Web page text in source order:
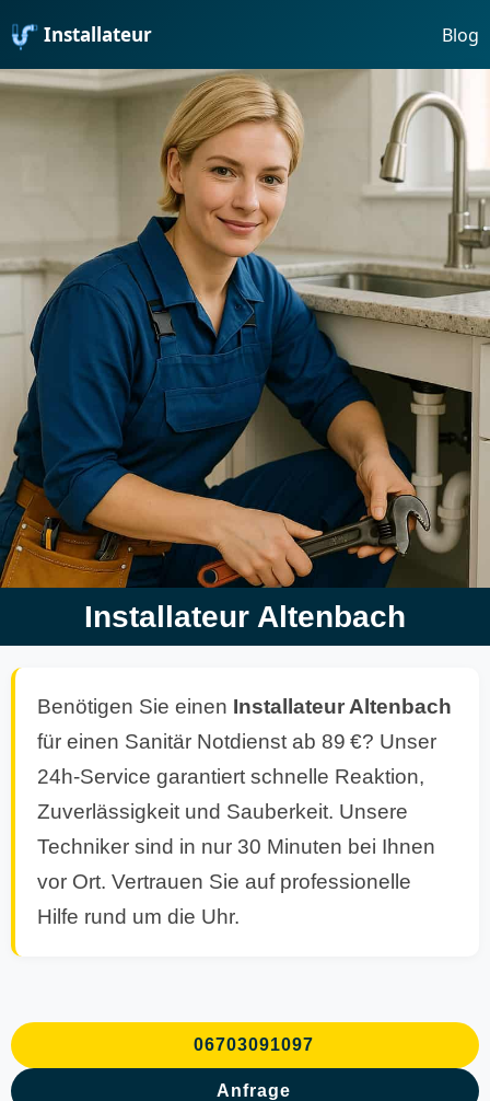
Installateur Blog
Installateur Altenbach
Benötigen Sie einen Installateur Altenbach
für einen Sanitär Notdienst ab 89 €? Unser
24h-Service garantiert schnelle Reaktion,
Zuverlässigkeit und Sauberkeit. Unsere
Techniker sind in nur 30 Minuten bei Ihnen
vor Ort. Vertrauen Sie auf professionelle
Hilfe rund um die Uhr.
06703091097
Anfrage